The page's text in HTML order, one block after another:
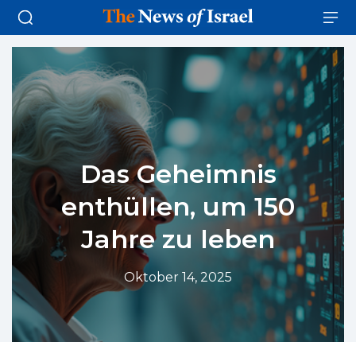
Das Geheimnis
enthüllen, um 150
Jahre zu leben
Oktober 14, 2025